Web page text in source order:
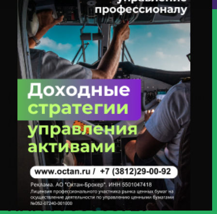
Главная Новости Депозитария
(INTR) О Корпоративном
Действии «Выплата Купонного Дохода» С Ценными Бумагами Эмитента
ОАО «РЖД» ИНН 7708503727 (облигация 4B02-36-65045-D-001P / ISIN
RU000A10AUE8)
(INTR) О корпоративном
действии «Выплата
купонного дохода» с
ценными бумагами
эмитента ОАО «РЖД»
ИНН 7708503727